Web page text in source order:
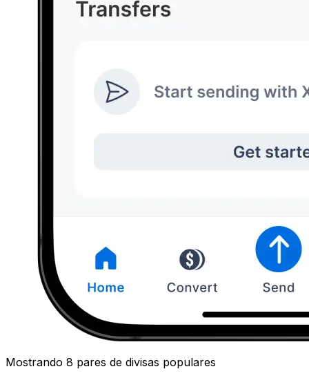
Mostrando 8 pares de divisas populares